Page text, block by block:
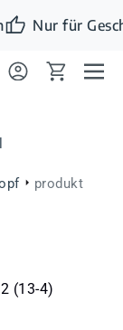
Nur für
produkt